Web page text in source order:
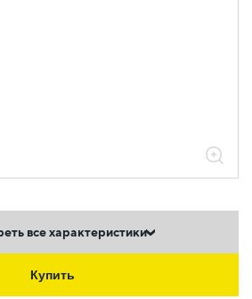
все характеристики
Купить